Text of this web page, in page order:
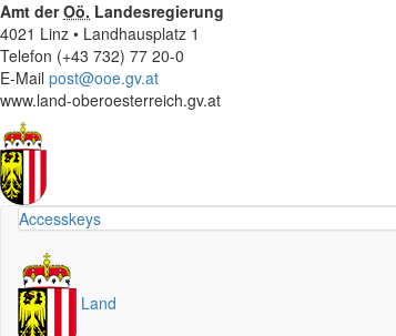
Amt derOö. Landesregierung
4021 Linz • Landhausplatz 1
Telefon (+43 732) 77 20-0
E-Mail post@ooe.gv.at
www.land-oberoesterreich.gv.at
Accesskeys
Land